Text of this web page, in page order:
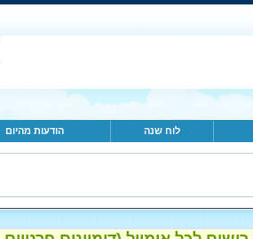
לוח שנה הודעות מהיום